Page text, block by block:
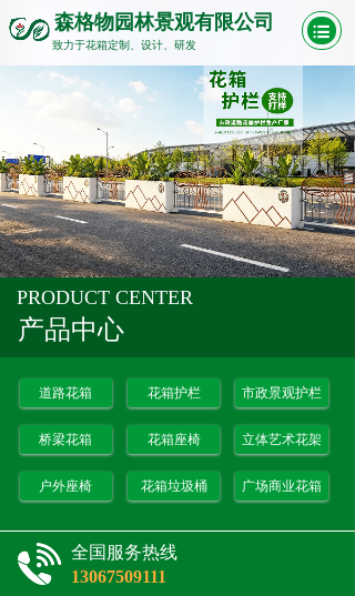
森格物园林景观有限公司
致力于花箱定制、设计、研发
道路花箱 花箱护栏 市政景观护栏
桥梁花箱 花箱座椅 立体艺术花架
户外座椅 花箱垃圾桶 广场商业花箱
产品中心
PRODUCT CENTER
全国服务热线
13067509111